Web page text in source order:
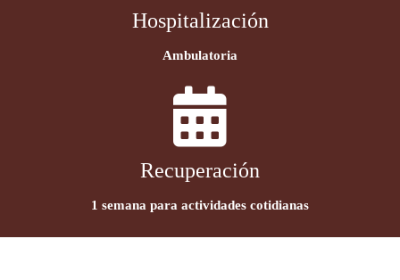
Hospitalización
Ambulatoria
Recuperación
1 semana para actividades cotidianas